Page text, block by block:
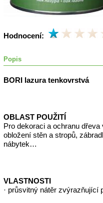
Hodnocení:
Popis
BORI lazura tenkovrstvá
OBLAST POUŽITÍ
Pro dekoraci a ochranu
obložení stěn a stropů,
nábytek…
VLASTNOSTI
· průsvitný nátěr zvýrazňující